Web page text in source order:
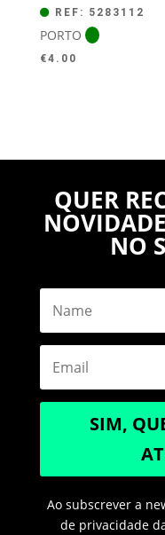
REF: 5283112
PORTO
€4.00
QUER
NO
SIM,
Ao subscrever a
de privacidade